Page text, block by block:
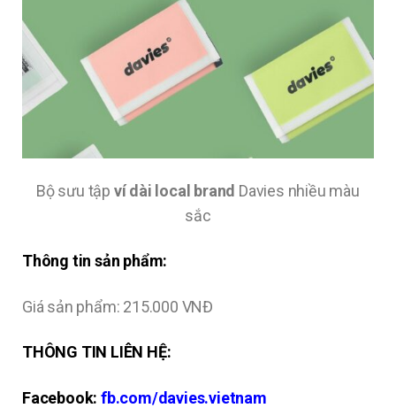
Bộ sưu tập ví dài local brand Davies nhiều màu
sắc
Thông tin sản phẩm:
Giá sản phẩm: 215.000 VNĐ
THÔNG TIN LIÊN HỆ:
Facebook:fb.com/davies.vietnam